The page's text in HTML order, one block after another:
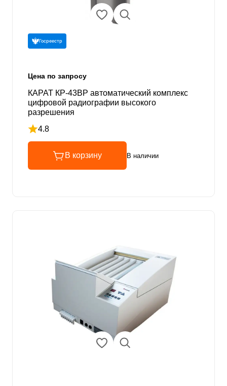
Госреестр
Цена по запросу
КАРАТ КР-43ВР автоматический комплекс
цифровой радиографии высокого
разрешения
4.8
Рейтинг 4.8 из 5
В корзину В наличии